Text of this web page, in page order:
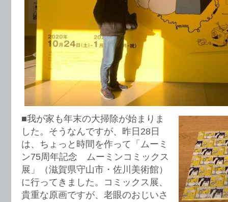
■我が家も年末の大掃除が始まりま
した。そうなんですが、昨日28日
は、ちょっと時間を作って「ムーミ
ン75周年記念 ムーミンコミックス
展」（滋賀県守山市・佐川美術館）
に行ってきました。コミックス展、
貴重な原画ですが、老眼のおじいさ